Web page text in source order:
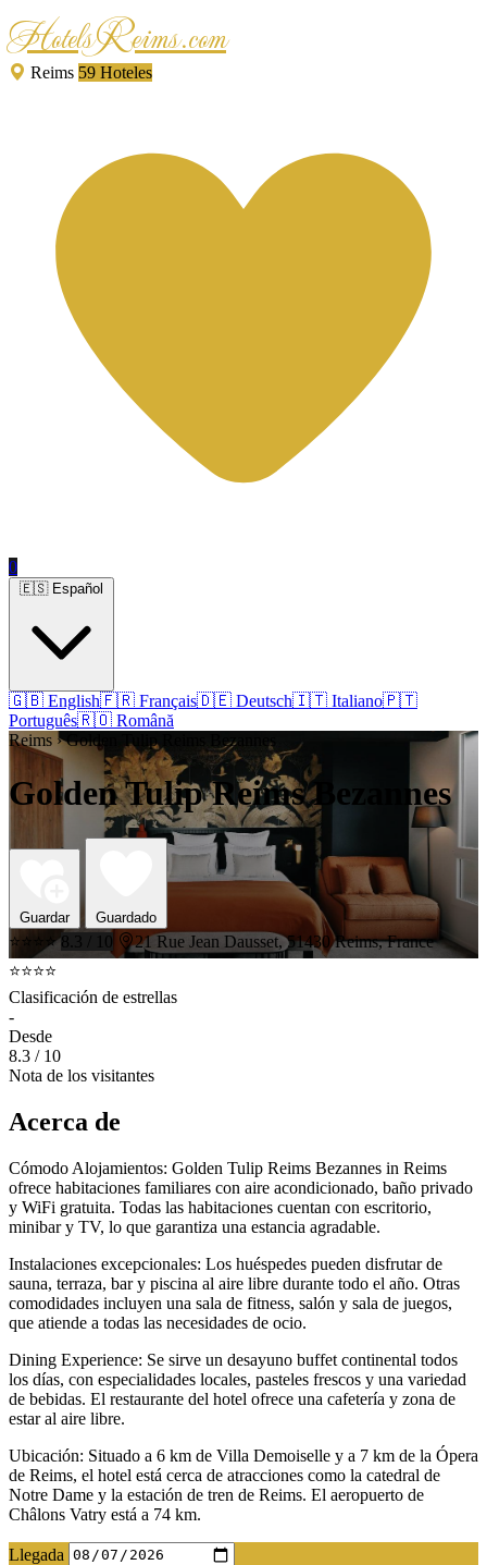
HotelsReims.com
Reims 59 Hoteles
0
🇬🇧 English🇫🇷 Français🇩🇪 Deutsch🇮🇹 Italiano🇵🇹
Português🇷🇴 Română
Reims › Golden Tulip Reims Bezannes
Golden Tulip Reims Bezannes
Guardar Guardado
⭐⭐⭐⭐ 8.3 / 10
21 Rue Jean Dausset, 51430 Reims, France
⭐⭐⭐⭐
Clasificación de estrellas
-
Desde
8.3 / 10
Nota de los visitantes
Acerca de
Cómodo Alojamientos: Golden Tulip Reims Bezannes in Reims
ofrece habitaciones familiares con aire acondicionado, baño privado
y WiFi gratuita. Todas las habitaciones cuentan con escritorio,
minibar y TV, lo que garantiza una estancia agradable.
Instalaciones excepcionales: Los huéspedes pueden disfrutar de
sauna, terraza, bar y piscina al aire libre durante todo el año. Otras
comodidades incluyen una sala de fitness, salón y sala de juegos,
que atiende a todas las necesidades de ocio.
Dining Experience: Se sirve un desayuno buffet continental todos
los días, con especialidades locales, pasteles frescos y una variedad
de bebidas. El restaurante del hotel ofrece una cafetería y zona de
estar al aire libre.
Ubicación: Situado a 6 km de Villa Demoiselle y a 7 km de la Ópera
de Reims, el hotel está cerca de atracciones como la catedral de
Notre Dame y la estación de tren de Reims. El aeropuerto de
Châlons Vatry está a 74 km.
Llegada